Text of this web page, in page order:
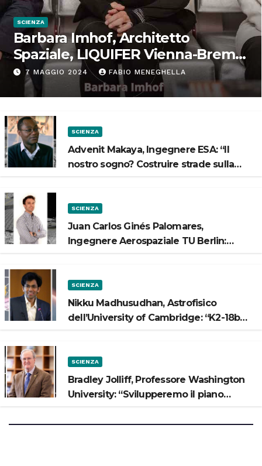
SCIENZA
Barbara Imhof, Architetto
Spaziale, LIQUIFER Vienna-Brema:
“Progettiamo habitat per lo
Spazio”
7 MAGGIO 2024 FABIO MENEGHELLA
SCIENZA
Advenit Makaya, Ingegnere ESA: “Il
nostro sogno? Costruire strade sulla
SCIENZA
Juan Carlos Ginés Palomares,
Ingegnere Aerospaziale TU Berlin:
SCIENZA
Nikku Madhusudhan, Astrofisico
dell’University of Cambridge: “K2-18b
SCIENZA
Bradley Jolliff, Professore Washington
University: “Svilupperemo il piano